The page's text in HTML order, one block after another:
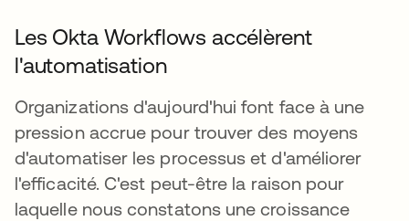
Les Okta Workflows accélèrent
l'automatisation
Organizations d'aujourd'hui font face à une
pression accrue pour trouver des moyens
d'automatiser les processus et d'améliorer
l'efficacité. C'est peut-être la raison pour
laquelle nous constatons une croissance